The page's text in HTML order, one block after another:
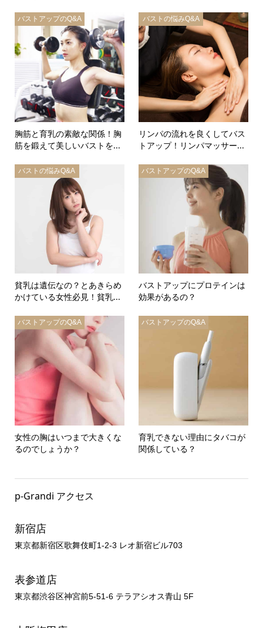
バストアップのQ&A
胸筋と育乳の素敵な関係！胸
筋を鍛えて美しいバストを...
バストの悩みQ&A
リンパの流れを良くしてバス
トアップ！リンパマッサー...
バストの悩みQ&A
貧乳は遺伝なの？とあきらめ
かけている女性必見！貧乳...
バストアップのQ&A
バストアップにプロテインは
効果があるの？
バストアップのQ&A
女性の胸はいつまで大きくな
るのでしょうか？
バストアップのQ&A
育乳できない理由にタバコが
関係している？
p-Grandi アクセス
新宿店
東京都新宿区歌舞伎町1-2-3 レオ新宿ビル703
表参道店
東京都渋谷区神宮前5-51-6 テラアシオス青山 5F